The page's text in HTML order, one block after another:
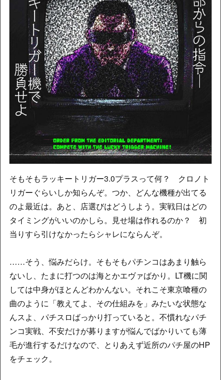
そもそもラッキートリガー3.0プラスって何？ クロノト
リガーぐらいしか知らんぞ。つか、どんな機種が出てる
のよ最近は。あと、店選びはどうしよう。実戦日はどの
タイミングがいいのかしら。見せ場は作れるのか？ 初
当りすら引けなかったらシャレにならんぞ。
……そう、悩みだらけ。そもそもパチンコはあまり触ら
ないし、たまに打つのは海とかエヴァばかり。LT機に関
しては中身がほとんどわかんない。それこそ東京喰種の
曲のように「教えてよ、その仕組みを」みたいな状態な
んスよ、パチスロばっかり打っていると。不慣れなパチ
ンコ実戦、不安だけが募りますが悩んでばかりいても薄
毛が進行するだけなので、とりあえず近所のパチ屋のHP
をチェック。